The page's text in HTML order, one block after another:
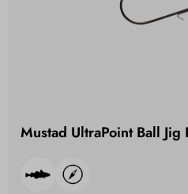
Mustad UltraPoint Ball